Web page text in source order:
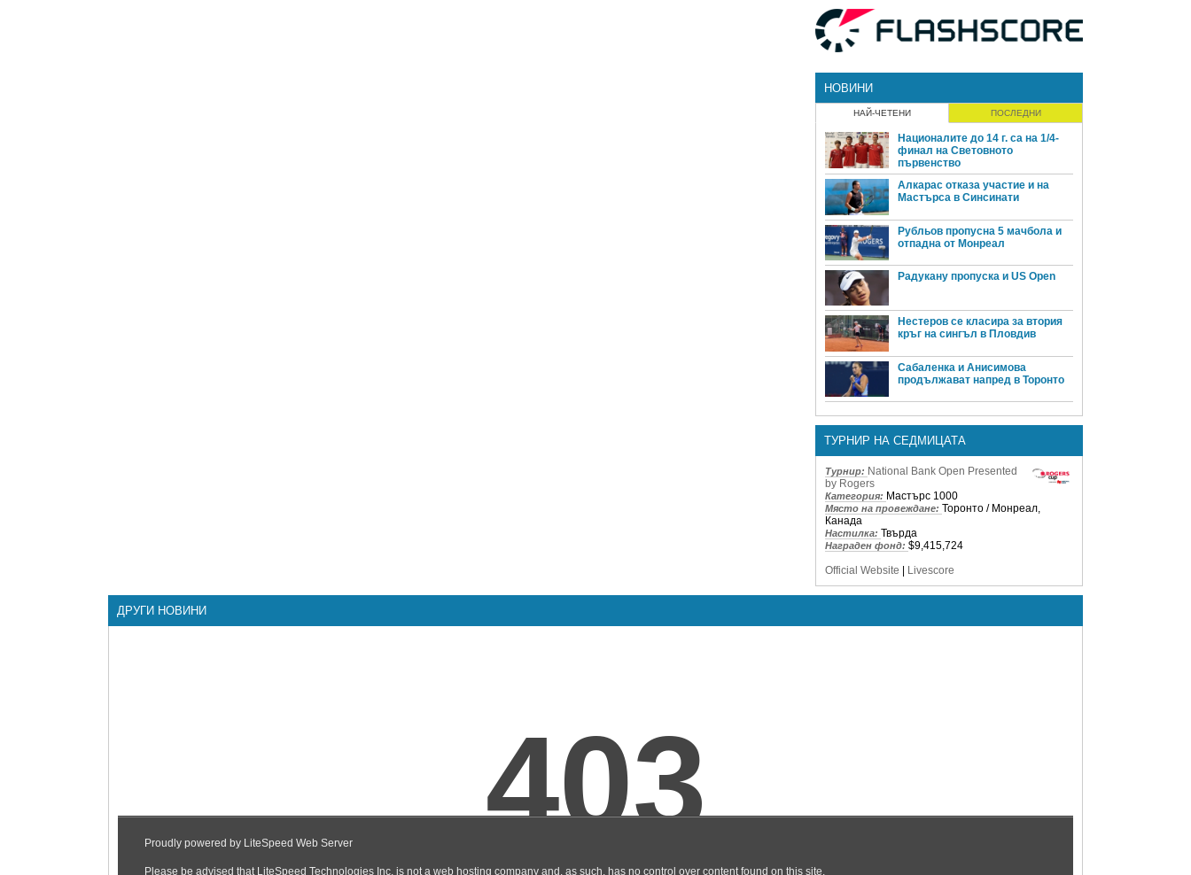
НОВИНИ
НАЙ-ЧЕТЕНИ ПОСЛЕДНИ
Националите до 14 г. са на 1/4-
финал на Световното
първенство
Алкарас отказа участие и на
Мастърса в Синсинати
Рубльов пропусна 5 мачбола и
отпадна от Монреал
Радукану пропуска и US Open
Нестеров се класира за втория
кръг на сингъл в Пловдив
Сабаленка и Анисимова
продължават напред в Торонто
ТУРНИР НА СЕДМИЦАТА
Турнир: National Bank Open Presented
by Rogers
Категория: Мастърс 1000
Място на провеждане: Торонто / Монреал,
Канада
Настилка: Твърда
Награден фонд: $9,415,724
Official Website
Livescore
ДРУГИ НОВИНИ